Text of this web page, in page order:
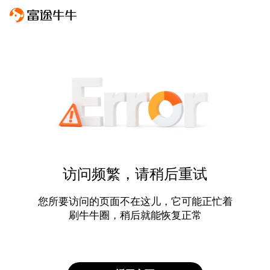
访问频繁，请稍后重试
您所要访问的页面不在这儿，它可能正忙着
刷牛牛圈，稍后就能恢复正常